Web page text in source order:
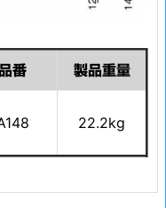
番 製品重量
22.2kg